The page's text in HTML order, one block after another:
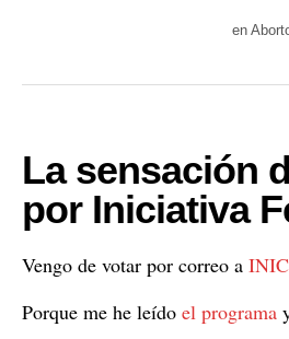
en
La sensación
por Iniciativa
Vengo de votar por correo a
Porque me he leído el programa